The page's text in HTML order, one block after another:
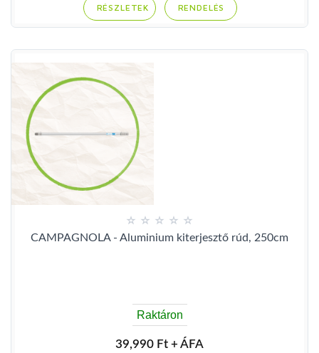
RENDELÉS
CAMPAGNOLA - Aluminium kiterjesztő rúd, 250cm
Raktáron
39,990 Ft + ÁFA